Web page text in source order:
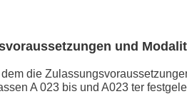
und
die
A 023 bis und A023 ter